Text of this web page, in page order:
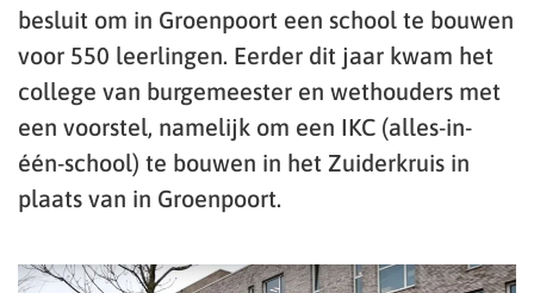
besluit om in Groenpoort een school te bouwen
voor 550 leerlingen. Eerder dit jaar kwam het
college van burgemeester en wethouders met
een voorstel, namelijk om een IKC (alles-in-
één-school) te bouwen in het Zuiderkruis in
plaats van in Groenpoort.